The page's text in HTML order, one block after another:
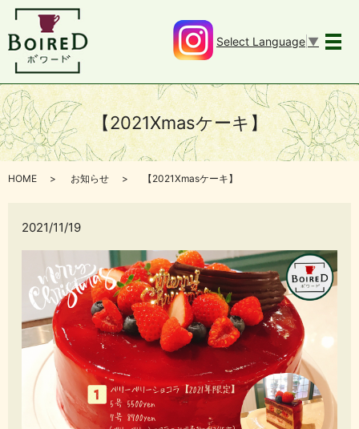
メ
Select Language ▼
【2021Xmasケーキ】
HOME お知らせ 【2021Xmasケーキ】
2021/11/19